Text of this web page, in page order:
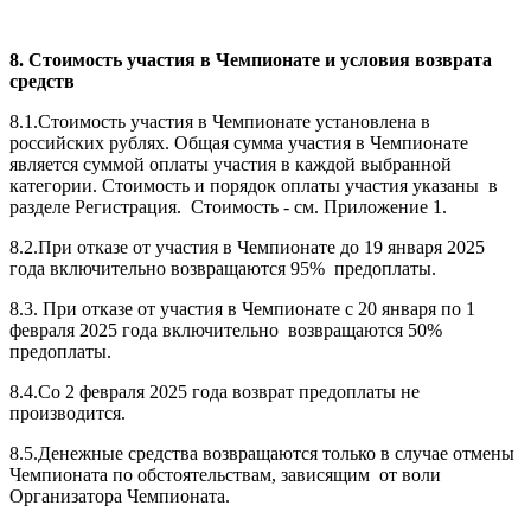
8. Стоимость участия в Чемпионате и условия возврата
средств
8.1.Стоимость участия в Чемпионате установлена в
российских рублях. Общая сумма участия в Чемпионате
является суммой оплаты участия в каждой выбранной
категории. Стоимость и порядок оплаты участия указаны в
разделе Регистрация. Стоимость - см. Приложение 1.
8.2.При отказе от участия в Чемпионате до 19 января 2025
года включительно возвращаются 95% предоплаты.
8.3. При отказе от участия в Чемпионате с 20 января по 1
февраля 2025 года включительно возвращаются 50%
предоплаты.
8.4.Со 2 февраля 2025 года возврат предоплаты не
производится.
8.5.Денежные средства возвращаются только в случае отмены
Чемпионата по обстоятельствам, зависящим от воли
Организатора Чемпионата.